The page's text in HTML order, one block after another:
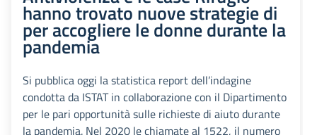
hanno trovato nuove strategie di
per accogliere le donne durante la
pandemia
Si pubblica oggi la statistica report dell’indagine
condotta da ISTAT in collaborazione con il Dipartimento
per le pari opportunità sulle richieste di aiuto durante
la pandemia. Nel 2020 le chiamate al 1522, il numero